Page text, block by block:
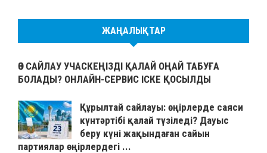
ЖАҢАЛЫҚТАР
ӨЗ САЙЛАУ УЧАСКЕҢІЗДІ ҚАЛАЙ ОҢАЙ ТАБУҒА
БОЛАДЫ? ОНЛАЙН-СЕРВИС ІСКЕ ҚОСЫЛДЫ
Құрылтай сайлауы: өңірлерде саяси
күнтәртібі қалай түзіледі? Дауыс
беру күні жақындаған сайын
партиялар өңірлердегі ...